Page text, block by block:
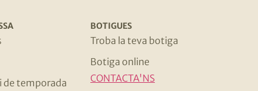
de temporada
BOTIGUES
Troba la teva botiga
Botiga online
CONTACTA'NS